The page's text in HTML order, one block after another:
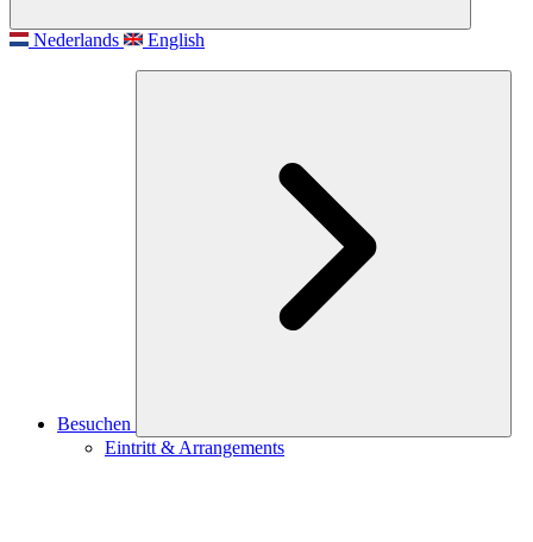
Nederlands English
Besuchen
Eintritt & Arrangements